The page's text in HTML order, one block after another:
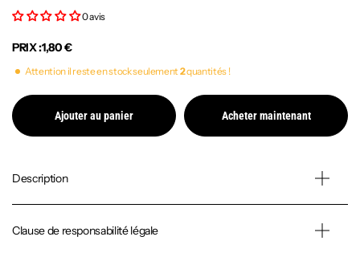
0 avis
PRIX :1,80 €
Attention il reste en stock seulement2quantités !
Ajouter au panier Acheter maintenant
Description
Clause de responsabilité légale